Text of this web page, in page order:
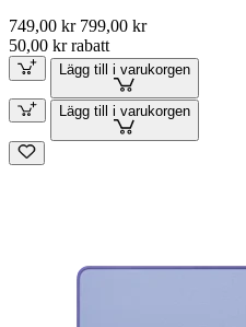
749,00 kr 799,00 kr
50,00 kr rabatt
Lägg till i varukorgen
Lägg till i varukorgen